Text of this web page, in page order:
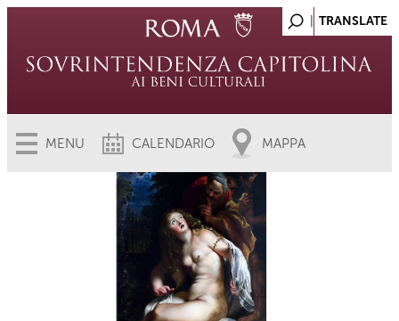
MENU CALENDARIO MAPPA